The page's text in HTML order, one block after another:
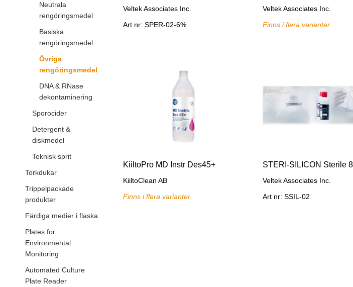
Neutrala
rengöringsmedel
Basiska
rengöringsmedel
Övriga
rengöringsmedel
DNA & RNase
dekontaminering
Sporocider
Detergent &
diskmedel
Teknisk sprit
Torkdukar
Trippelpackade
produkter
Färdiga medier i flaska
Plates for
Environmental
Monitoring
Automated Culture
Plate Reader
Veltek Associates Inc.
Art nr: SPER-02-6%
Veltek Associates Inc.
Finns i flera varianter
KiiltoPro MD Instr Des45+
KiiltoClean AB
Finns i flera varianter
Veltek Associates Inc.
Art nr: SSIL-02